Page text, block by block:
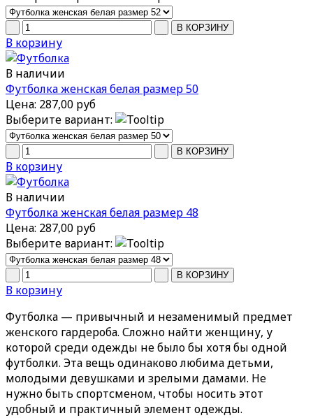
В корзину
В наличии
Футболка женская белая размер 50
Цена: 287,00 руб
Выберите вариант:
В корзину
В наличии
Футболка женская белая размер 48
Цена: 287,00 руб
Выберите вариант:
В корзину
Футболка — привычный и незаменимый предмет
женского гардероба. Сложно найти женщину, у
которой среди одежды не было бы хотя бы одной
футболки. Эта вещь одинаково любима детьми,
молодыми девушками и зрелыми дамами. Не
нужно быть спортсменом, чтобы носить этот
удобный и практичный элемент одежды.